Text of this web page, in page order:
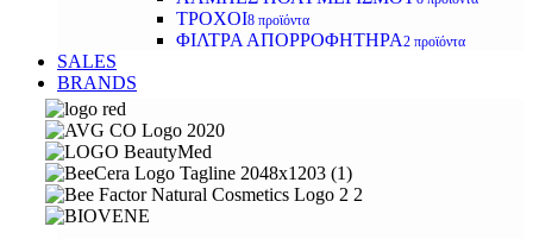
ΤΡΟΧΟΙ8 προϊόντα
ΦΙΛΤΡΑ ΑΠΟΡΡΟΦΗΤΗΡΑ2 προϊόντα
SALES
BRANDS